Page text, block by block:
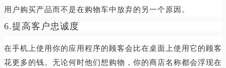
用户购买产品而不是在购物车中放弃的另一个原因。
6.提高客户忠诚度
在手机上使用你的应用程序的顾客会比在桌面上使用它的顾客
花更多的钱。无论何时他们想购物，你的商店名称都会浮现在